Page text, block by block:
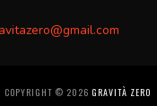
COPYRIGHT © 2026GRAVITÀ ZERO